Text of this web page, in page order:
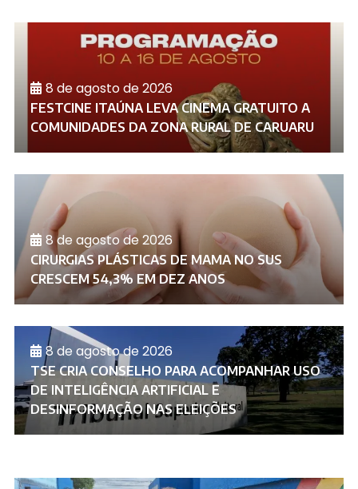
8 de agosto de 2026
FESTCINE ITAÚNA LEVA CINEMA GRATUITO A
COMUNIDADES DA ZONA RURAL DE CARUARU
8 de agosto de 2026
CIRURGIAS PLÁSTICAS DE MAMA NO SUS
CRESCEM 54,3% EM DEZ ANOS
8 de agosto de 2026
TSE CRIA CONSELHO PARA ACOMPANHAR USO
DE INTELIGÊNCIA ARTIFICIAL E
DESINFORMAÇÃO NAS ELEIÇÕES